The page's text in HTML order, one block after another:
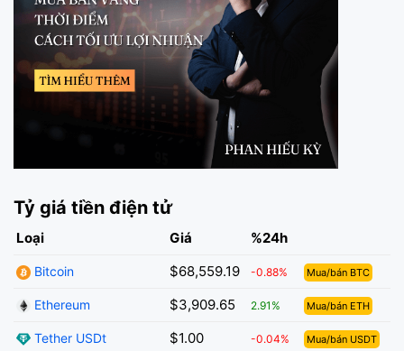
Tỷ giá tiền điện tử
Loại Giá %24h
Bitcoin $68,559.19 -0.88% Mua/bán BTC
Ethereum $3,909.65 2.91% Mua/bán ETH
Tether USDt $1.00 -0.04% Mua/bán USDT